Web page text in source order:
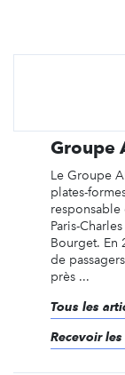
Groupe
Le Groupe
plates-
Paris-
Bourget. En
de
près ...
Tous les
Recevoir